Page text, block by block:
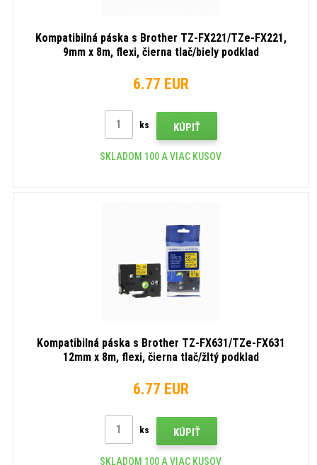
Kompatibilná páska s Brother TZ-FX221/TZe-FX221,
9mm x 8m, flexi, čierna tlač/biely podklad
6.77 EUR
ks KÚPIŤ
SKLADOM 100 A VIAC KUSOV
Kompatibilná páska s Brother TZ-FX631/TZe-FX631
12mm x 8m, flexi, čierna tlač/žltý podklad
6.77 EUR
ks KÚPIŤ
SKLADOM 100 A VIAC KUSOV